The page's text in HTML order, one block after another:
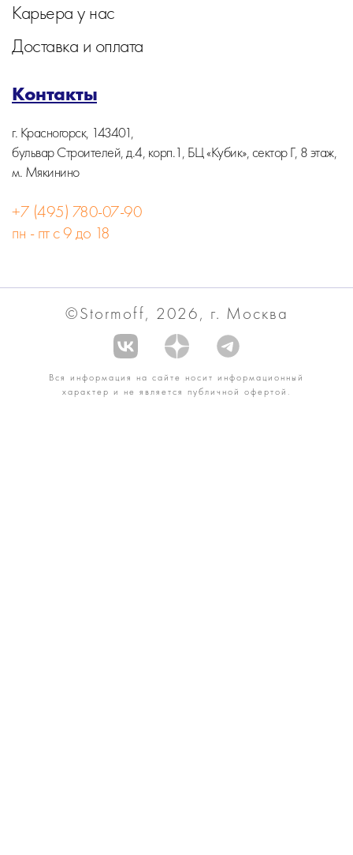
Карьера у нас
Доставка и оплата
Контакты
г. Красногорск, 143401,
бульвар Строителей, д.4, корп.1, БЦ «Кубик», сектор Г, 8 этаж,
м. Мякинино
+7 (495) 780-07-90
пн - пт с 9 до 18
©Stormoff, 2026, г. Москва
Вся информация на сайте носит информационный
характер и не является публичной офертой.